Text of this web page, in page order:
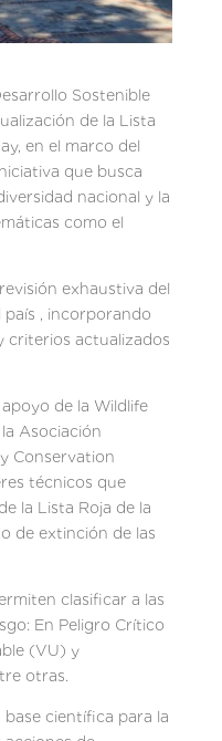
Sostenible
de la Lista
en el marco del
que busca
nacional y la
como el
exhaustiva del
país , incorporando
criterios actualizados
de la Wildlife
Asociación
Conservation
técnicos que
la Lista Roja de la
de extinción de las
clasificar a las
En Peligro Crítico
(VU) y
otras.
científica para la